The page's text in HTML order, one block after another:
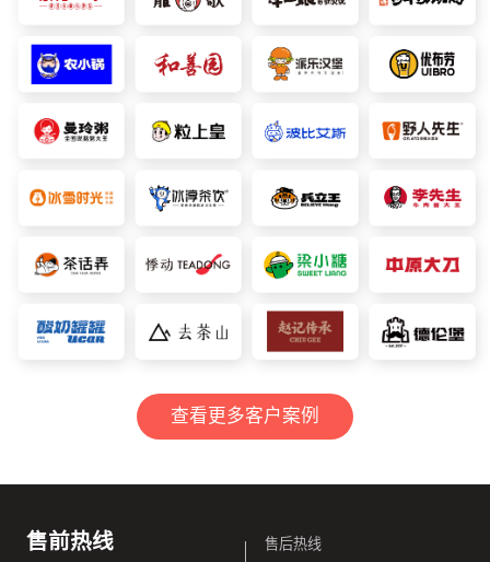
查看更多客户案例
售前热线
售后热线